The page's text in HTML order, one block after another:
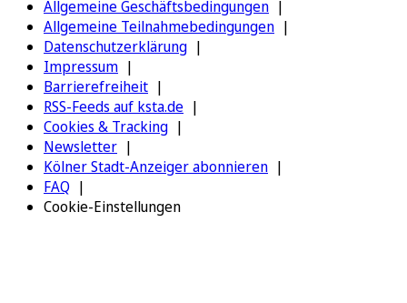
Allgemeine Geschäftsbedingungen
Allgemeine Teilnahmebedingungen
Datenschutzerklärung
Impressum
Barrierefreiheit
RSS-Feeds auf ksta.de
Cookies & Tracking
Newsletter
Kölner Stadt-Anzeiger abonnieren
FAQ
Cookie-Einstellungen